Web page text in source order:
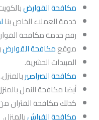
مكافحة القوارض
خدمة العملاء الخاص بنا
رقم خدمة مكافحة القوارض
موقعمكافحة القوارض
المبيدات الحشرية.
مكافحة الصراصيربالمنزل.
أيضا مكافحة النمل
كذلك مكافحة الفئران
مكافحة الفراشبالمنزل.